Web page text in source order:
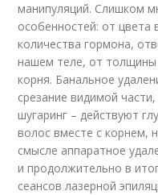
манипуляций. Слишком
особенностей: от цвета
количества гормона,
нашем теле, от толщины
корня. Банальное
срезание видимой
шугаринг – действуют
волос вместе с корнем,
смысле аппаратное
и продолжительно в
сеансов лазерной